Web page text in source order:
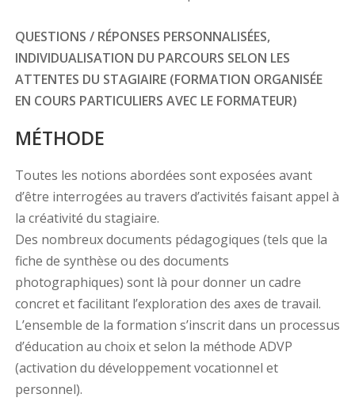
QUESTIONS / RÉPONSES PERSONNALISÉES,
INDIVIDUALISATION DU PARCOURS SELON LES
ATTENTES DU STAGIAIRE (FORMATION ORGANISÉE
EN COURS PARTICULIERS AVEC LE FORMATEUR)
MÉTHODE
Toutes les notions abordées sont exposées avant
d’être interrogées au travers d’activités faisant appel à
la créativité du stagiaire.
Des nombreux documents pédagogiques (tels que la
fiche de synthèse ou des documents
photographiques) sont là pour donner un cadre
concret et facilitant l’exploration des axes de travail.
L’ensemble de la formation s’inscrit dans un processus
d’éducation au choix et selon la méthode ADVP
(activation du développement vocationnel et
personnel).